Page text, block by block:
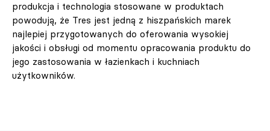
produkcja i technologia stosowane w produktach
powodują, że Tres jest jedną z hiszpańskich marek
najlepiej przygotowanych do oferowania wysokiej
jakości i obsługi od momentu opracowania produktu do
jego zastosowania w łazienkach i kuchniach
użytkowników.